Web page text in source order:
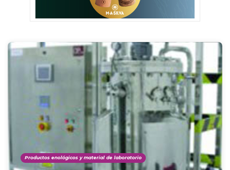
Productos enológicos y material de laboratorio